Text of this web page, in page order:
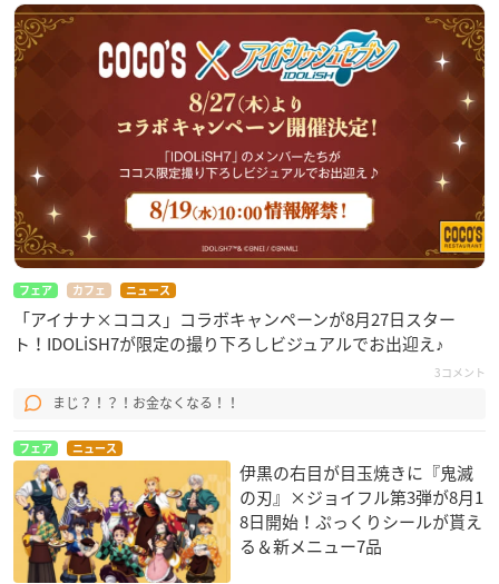
フェア カフェ ニュース
「アイナナ×ココス」コラボキャンペーンが8月27日スター
ト！IDOLiSH7が限定の撮り下ろしビジュアルでお出迎え♪
3コメント
まじ？！？！お金なくなる！！
フェア ニュース
伊黒の右目が目玉焼きに『鬼滅
の刃』×ジョイフル第3弾が8月1
8日開始！ぷっくりシールが貰え
る＆新メニュー7品